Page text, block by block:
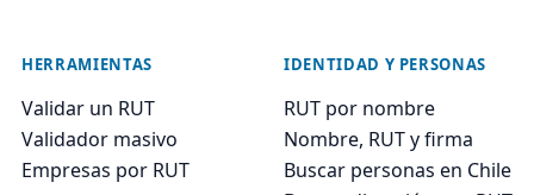
HERRAMIENTAS
Validar un RUT
Validador masivo
Empresas por RUT
IDENTIDAD Y PERSONAS
RUT por nombre
Nombre, RUT y firma
Buscar personas en Chile